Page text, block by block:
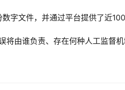
字文件，并通过平台提供了近
由谁负责、存在何种人工监督